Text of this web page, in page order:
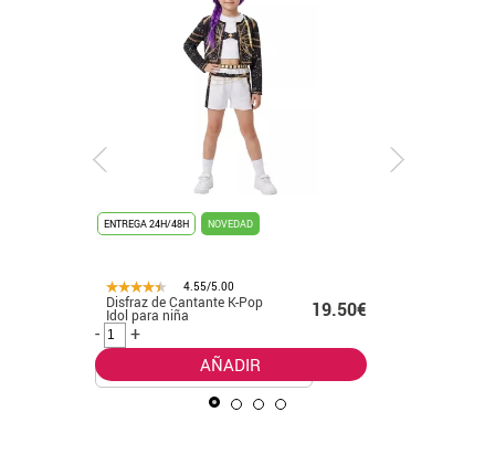
ENTREGA 24H/48H NOVEDAD
4.55/5.00
Disfraz de Cantante K-Pop
Idol para niña
19.50€
-
+
AÑADIR